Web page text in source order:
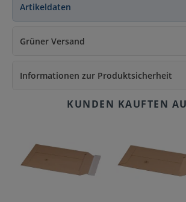
Artikeldaten
Grüner Versand
Informationen zur Produktsicherheit